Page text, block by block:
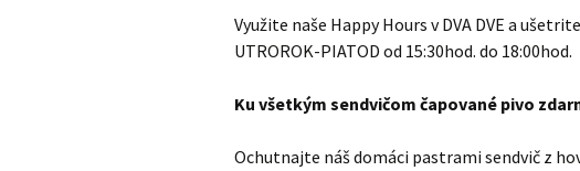
Využite naše Happy Hours v DVA DVE a
UTROROK-PIATOD od 15:30hod. do 18:00hod.
Ku všetkým sendvičom čapované pivo
Ochutnajte náš domáci pastrami sendvič z